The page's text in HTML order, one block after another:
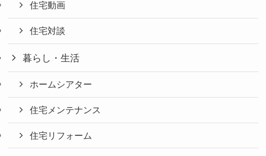
住宅動画
住宅対談
暮らし・生活
ホームシアター
住宅メンテナンス
住宅リフォーム